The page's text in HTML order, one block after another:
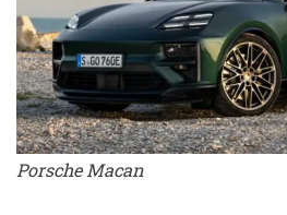
Porsche Macan